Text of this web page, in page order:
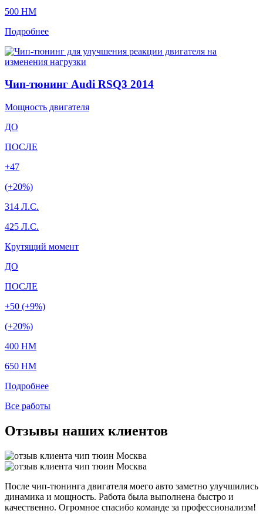
500 HM
Подробнее
Чип-тюнинг Audi RSQ3 2014
Мощность двигателя
ДО
ПОСЛЕ
+47
(+20%)
314 Л.С.
425 Л.С.
Крутящий момент
ДО
ПОСЛЕ
+50 (+9%)
(+20%)
400 HM
650 HM
Подробнее
Все работы
Отзывы наших клиентов
После чип-тюнинга двигателя моего авто заметно улучшились
динамика и мощность. Работа была выполнена быстро и
качественно. Огромное спасибо команде за профессионализм!